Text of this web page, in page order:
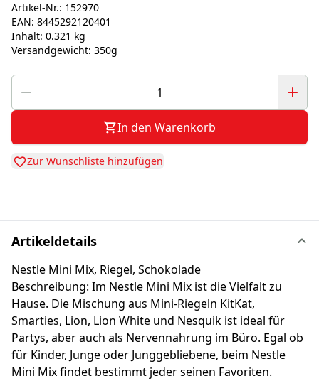
Artikel-Nr.: 152970
EAN: 8445292120401
Inhalt: 0.321 kg
Versandgewicht: 350g
In den Warenkorb
Zur Wunschliste hinzufügen
Artikeldetails
Nestle Mini Mix, Riegel, Schokolade
Beschreibung: Im Nestle Mini Mix ist die Vielfalt zu
Hause. Die Mischung aus Mini-Riegeln KitKat,
Smarties, Lion, Lion White und Nesquik ist ideal für
Partys, aber auch als Nervennahrung im Büro. Egal ob
für Kinder, Junge oder Junggebliebene, beim Nestle
Mini Mix findet bestimmt jeder seinen Favoriten.